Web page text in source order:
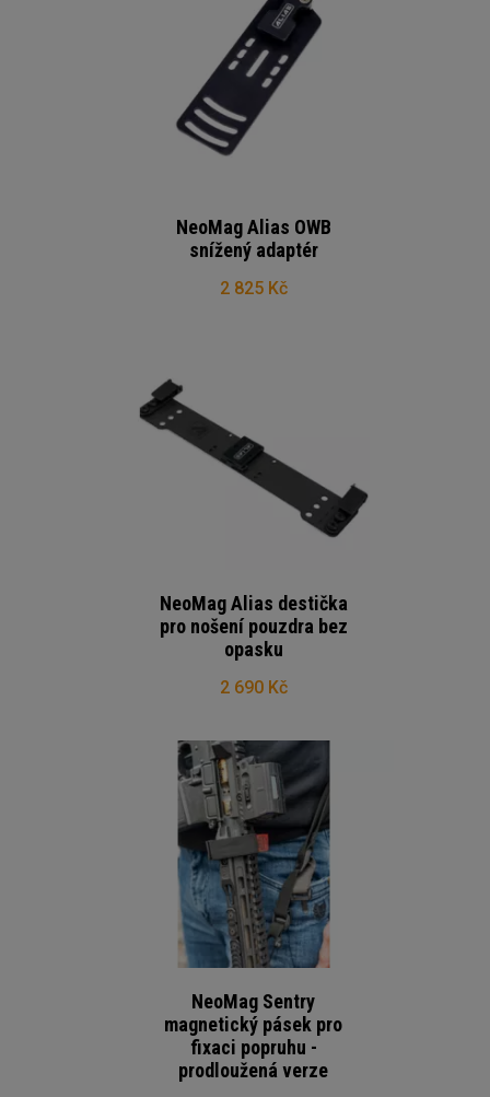
NeoMag Alias OWB
snížený adaptér
2 825 Kč
NeoMag Alias destička
pro nošení pouzdra bez
opasku
2 690 Kč
NeoMag Sentry
magnetický pásek pro
fixaci popruhu -
prodloužená verze